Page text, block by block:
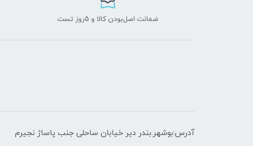
ضمانت اصل‌بودن کالا و 5روز تست
آدرس:بوشهر.بندر دیر خیابان ساحلی جنب پاساژ نجیرم